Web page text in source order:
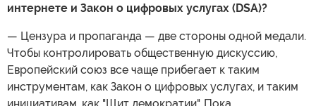
интернете и Закон о цифровых услугах (DSA)?
— Цензура и пропаганда — две стороны одной медали.
Чтобы контролировать общественную дискуссию,
Европейский союз все чаще прибегает к таким
инструментам, как Закон о цифровых услугах, и таким
инициативам, как "Щит демократии". Пока